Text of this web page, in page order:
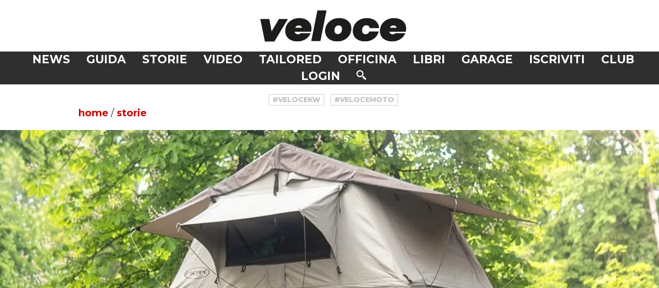
NEWS GUIDA STORIE VIDEO TAILORED OFFICINA LIBRI GARAGE ISCRIVITI
CLUB
LOGIN
#VELOCEKW #VELOCEMOTO
home / storie